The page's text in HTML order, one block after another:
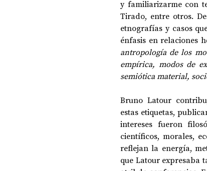
y familiarizarme con
Tirado, entre otros.
etnografías y casos
antropología de los
empírica, modos de
semiótica material,
Bruno Latour
estas etiquetas,
intereses fueron
científicos, morales,
reflejan la energía,
que Latour expresaba